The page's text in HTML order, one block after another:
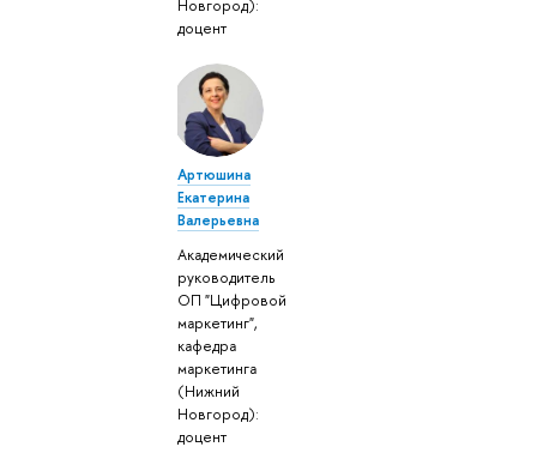
Новгород):
доцент
Артюшина
Екатерина
Валерьевна
Академический
руководитель
ОП "Цифровой
маркетинг",
кафедра
маркетинга
(Нижний
Новгород):
доцент